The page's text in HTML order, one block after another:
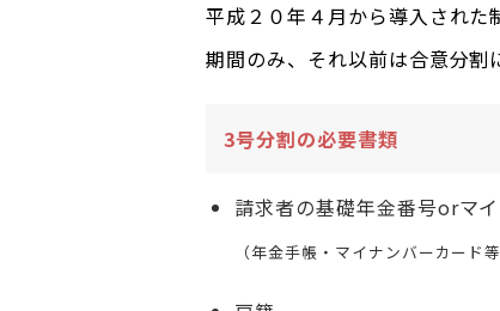
平成２０年４月から導入され
期間のみ、それ以前は合意分割
3号分割の必要書類
請求者の基礎年金番号orマ
（年金手帳・マイナンバーカード等